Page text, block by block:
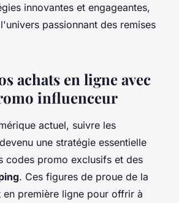
innovantes et engageantes,
passionnant des remises
achats en ligne avec
influenceur
actuel, suivre les
une stratégie essentielle
codes promo exclusifs et des
. Ces figures de proue de la
en première ligne pour offrir à